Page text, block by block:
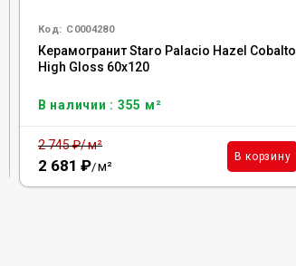
Код: С0004280
Керамогранит Staro Palacio Hazel Cobalto
High Gloss 60х120
В наличии : 355 м²
2 745₽/м²
2 681 ₽/м²
В корзину